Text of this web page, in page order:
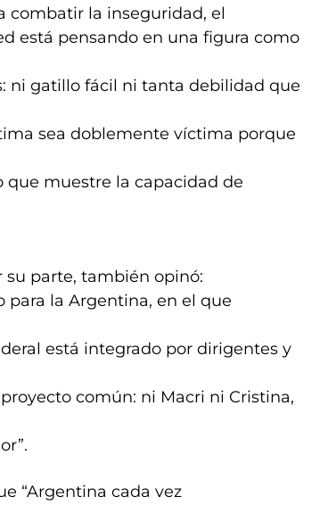
combatir la inseguridad, el
está pensando en una figura como
ni gatillo fácil ni tanta debilidad que
sea doblemente víctima porque
que muestre la capacidad de
su parte, también opinó:
para la Argentina, en el que
está integrado por dirigentes y
común: ni Macri ni Cristina,
“Argentina cada vez